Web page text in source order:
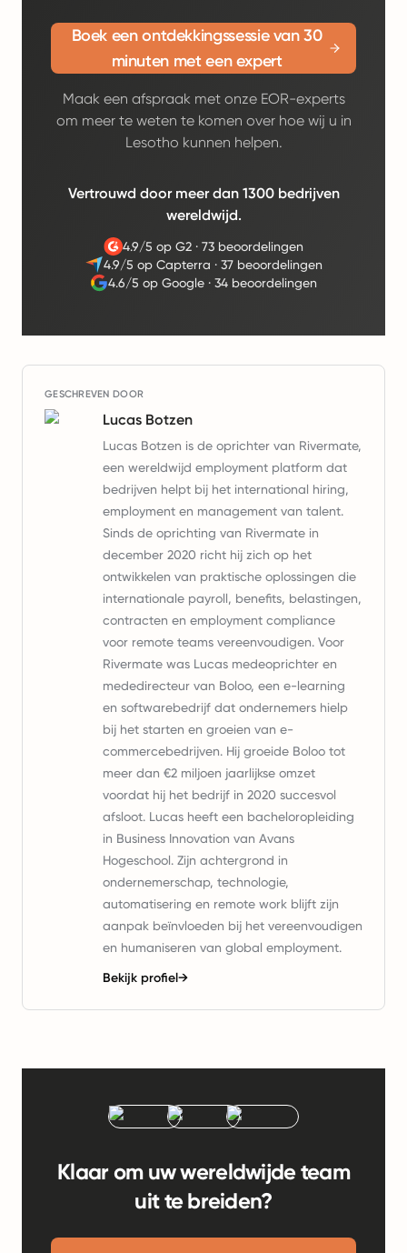
Boek een ontdekkingssessie van 30
minuten met een expert
Maak een afspraak met onze EOR-experts
om meer te weten te komen over hoe wij u in
Lesotho kunnen helpen.
Vertrouwd door meer dan 1300 bedrijven
wereldwijd.
4.9/5 op G2· 73 beoordelingen
4.9/5 op Capterra · 37 beoordelingen
4.6/5 op Google ·34 beoordelingen
GESCHREVEN DOOR
Lucas Botzen
Lucas Botzen is de oprichter van Rivermate,
een wereldwijd employment platform dat
bedrijven helpt bij het international hiring,
employment en management van talent.
Sinds de oprichting van Rivermate in
december 2020 richt hij zich op het
ontwikkelen van praktische oplossingen die
internationale payroll, benefits, belastingen,
contracten en employment compliance
voor remote teams vereenvoudigen. Voor
Rivermate was Lucas medeoprichter en
mededirecteur van Boloo, een e-learning
en softwarebedrijf dat ondernemers hielp
bij het starten en groeien van e-
commercebedrijven. Hij groeide Boloo tot
meer dan €2 miljoen jaarlijkse omzet
voordat hij het bedrijf in 2020 succesvol
afsloot. Lucas heeft een bacheloropleiding
in Business Innovation van Avans
Hogeschool. Zijn achtergrond in
ondernemerschap, technologie,
automatisering en remote work blijft zijn
aanpak beïnvloeden bij het vereenvoudigen
en humaniseren van global employment.
Bekijk profiel→
Klaar om uw wereldwijde team
uit te breiden?